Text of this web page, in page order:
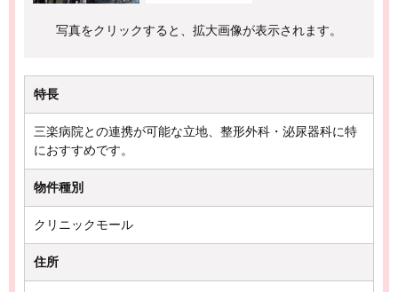
写真をクリックすると、拡大画像が表示されます。
特長
三楽病院との連携が可能な立地、整形外科・泌尿器科に特
におすすめです。
物件種別
クリニックモール
住所